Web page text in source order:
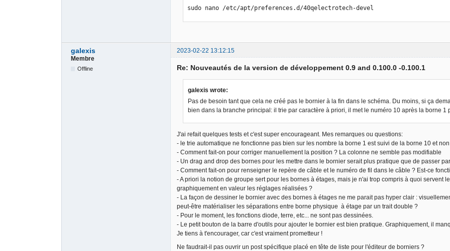
sudo nano /etc/apt/preferences.d/40qelectrotech-devel
galexis
2023-02-22 13:12:15
Membre
Offline Re: Nouveautés de la version de développement 0.9 and 0.100.0 -0.100.1
galexis wrote:
Pas de besoin tant que cela ne créé pas le bornier à la fin dans le schéma. Du moins, si ça
bien dans la branche principal: il trie par caractère à priori, il met le numéro 10 après la borne 1
J'ai refait quelques tests et c'est super encourageant. Mes remarques ou questions:
- le trie automatique ne fonctionne pas bien sur les nombre la borne 1 est suivi de la borne 10 et
- Comment fait-on pour corriger manuellement la position ? La colonne ne semble pas modifiable
- Un drag and drop des bornes pour les mettre dans le bornier serait plus pratique que de passer
- Comment fait-on pour renseigner le repère de câble et le numéro de fil dans le câble ? Est-ce
- A priori la notion de groupe sert pour les bornes à étages, mais je n'ai trop compris à quoi servent
graphiquement en valeur les réglages réalisées ?
- La façon de dessiner le bornier avec des bornes à étages ne me parait pas hyper clair :
peut-être matérialiser les séparations entre borne physique à étage par un trait double ?
- Pour le moment, les fonctions diode, terre, etc... ne sont pas dessinées.
- Le petit bouton de la barre d'outils pour ajouter le bornier est bien pratique. Graphiquement, il
Je tiens à t'encourager, car c'est vraiment prometteur !
Ne faudrait-il pas ouvrir un post spécifique placé en tête de liste pour l'éditeur de borniers ?